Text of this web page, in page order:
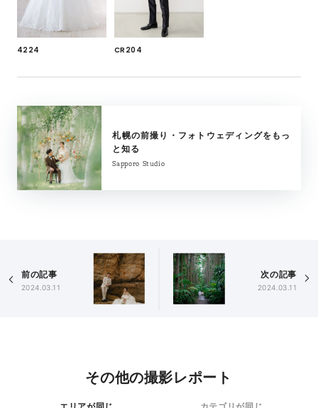
4224 CR204
札幌の前撮り・フォトウェディングをもっ
と知る
Sapporo Studio
前の記事
2024.03.11
次の記事
2024.03.11
その他の撮影レポート